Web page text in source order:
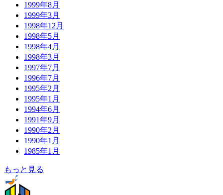
1999年8月
1999年3月
1998年12月
1998年5月
1998年4月
1998年3月
1997年7月
1996年7月
1995年2月
1995年1月
1994年6月
1991年9月
1990年2月
1990年1月
1985年1月
もっと見る